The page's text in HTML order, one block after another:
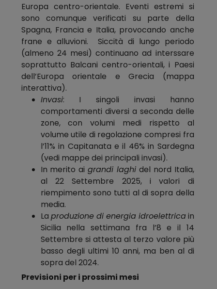
Europa centro-orientale. Eventi estremi si
sono comunque verificati su parte della
Spagna, Francia e Italia, provocando anche
frane e alluvioni. Siccità di lungo periodo
(almeno 24 mesi) continuano ad interssare
soprattutto Balcani centro-orientali, i Paesi
dell’Europa orientale e Grecia (mappa
interattiva).
Invasi: I singoli invasi hanno
comportamenti diversi a seconda delle
zone, con volumi medi rispetto al
volume utile di regolazione compresi fra
l’11% in Capitanata e il 46% in Sardegna
(vedi mappe dei principali invasi).
In merito ai grandi laghidel nord Italia,
al 22 Settembre 2025, i valori di
riempimento sono tutti al di sopra della
media.
La produzione di energia idroelettricain
Sicilia nella settimana fra l’8 e il 14
Settembre si attesta al terzo valore più
basso degli ultimi 10 anni, ma ben al di
sopra del 2024.
Previsioni per i prossimi mesi